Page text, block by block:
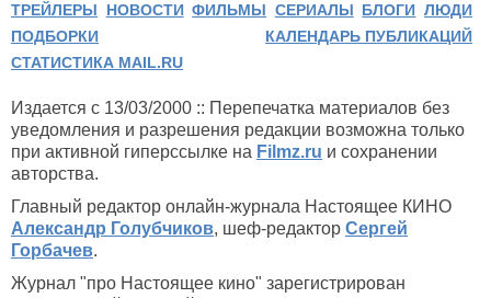
ТРЕЙЛЕРЫ НОВОСТИ ФИЛЬМЫ СЕРИАЛЫ БЛОГИ ЛЮДИ
ПОДБОРКИ
КАЛЕНДАРЬ ПУБЛИКАЦИЙ
СТАТИСТИКА MAIL.RU
Издается с 13/03/2000 :: Перепечатка материалов без
уведомления и разрешения редакции возможна только
при активной гиперссылке на Filmz.ru и сохранении
авторства.
Главный редактор онлайн-журнала Настоящее КИНО
Александр Голубчиков, шеф-редактор Сергей
Горбачев.
Журнал "про Настоящее кино" зарегистрирован